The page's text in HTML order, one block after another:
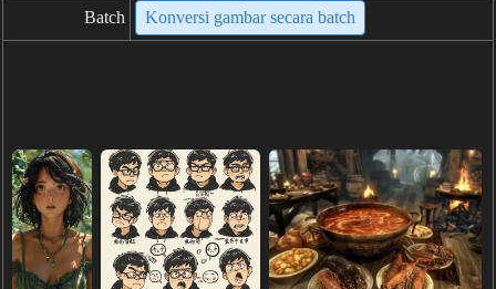
Batch Konversi gambar secara batch